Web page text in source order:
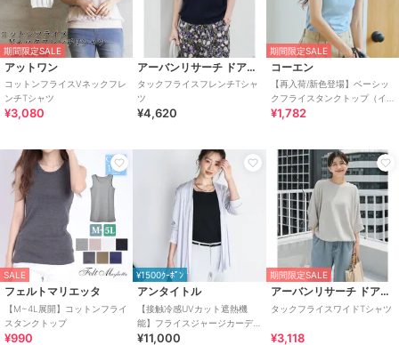
期間限定SALE
アットワン
コットンフライスVネックフレ
ンチTシャツ
¥3,080
アーバンリサーチ ドアーズ
タックフライスフレンチTシャ
ツ
¥4,620
期間限定SALE
コーエン
【再入荷/新色登場】ベーシッ
クフライスタンクトップ（イ
ンフルエンサー紹介アイテ
¥1,782
SALE
フェルトマリエッタ
【M~4L展開】コットンフライ
スタンクトップ
¥990
¥1500ｸｰﾎﾟﾝ
アンタイトル
【接触冷感UVカット遮熱機
能】フライスジャージカーデ
ィガン
¥11,000
期間限定SALE
アーバンリサーチ ドアーズ
タックフライスワイドTシャツ
¥3,118